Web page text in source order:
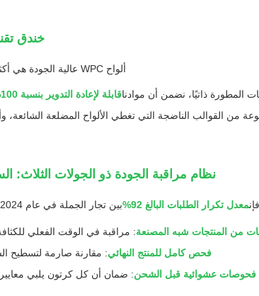
خندق
ألواح WPC عالية الجودة هي أكثر من مجرد مزيج من البلاستيك ومسحوق الخشب.
المطورة ذاتيًا، نضمن أن موادناقابلة لإعادة التدوير بنسبة 100%
من 100 مجموعة من القوالب الناضجة التي تغطي الألواح المضلعة
نظام مراقبة الجودة ذو الجولات الثلاث:
معدل تكرار الطلبات البالغ 92% بين تجار الجملة في عام 2024 هو نتيجة مباشرة لآلية تصفية الجودة الصارمة لدينا:
من المنتجات شبه المصنعة: مراقبة في الوقت الفعلي للكثافة
فحص كامل للمنتج النهائي: مقارنة صارمة لتسطيح
فحوصات عشوائية قبل الشحن: ضمان أن كل كرتون يلبي معايير